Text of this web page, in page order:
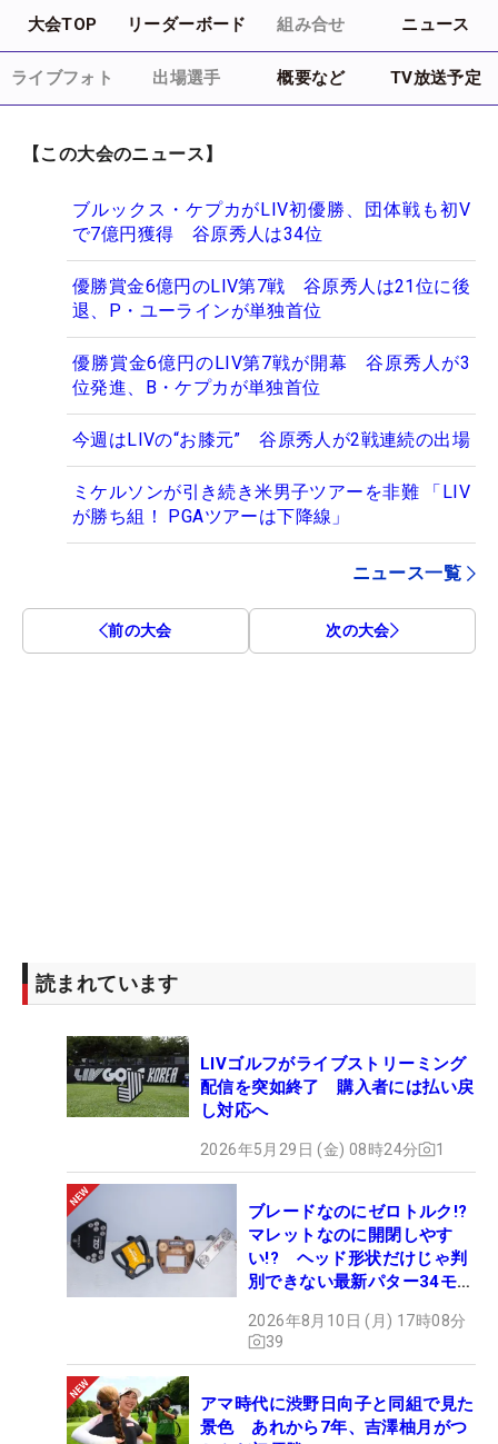
大会TOP リーダーボード 組み合せ ニュース
ライブフォト 出場選手 概要など TV放送予定
【この大会のニュース】
ブルックス・ケプカがLIV初優勝、団体戦も初V
で7億円獲得 谷原秀人は34位
優勝賞金6億円のLIV第7戦 谷原秀人は21位に後
退、P・ユーラインが単独首位
優勝賞金6億円のLIV第7戦が開幕 谷原秀人が3
位発進、B・ケプカが単独首位
今週はLIVの“お膝元” 谷原秀人が2戦連続の出場
ミケルソンが引き続き米男子ツアーを非難 「LIV
が勝ち組！ PGAツアーは下降線」
ニュース一覧
前の大会 次の大会
読まれています
LIVゴルフがライブストリーミング
配信を突如終了 購入者には払い戻
し対応へ
2026年5月29日 (金) 08時24分 1
ブレードなのにゼロトルク!?
マレットなのに開閉しやす
い!? ヘッド形状だけじゃ判
別できない最新パター34モデ
#ギアカタログ2026
2026年8月10日 (月) 17時08分
39
アマ時代に渋野日向子と同組で見た
景色 あれから7年、吉澤柚月がつ